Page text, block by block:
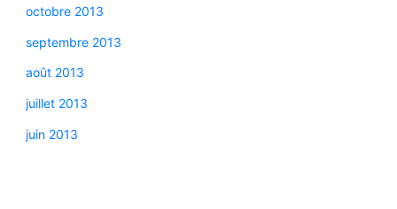
octobre 2013
septembre 2013
août 2013
juillet 2013
juin 2013